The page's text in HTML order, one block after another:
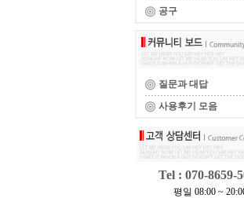
공구
질문과 대답
사용후기 모음
Tel : 070-8659-
평일 08:00 ~